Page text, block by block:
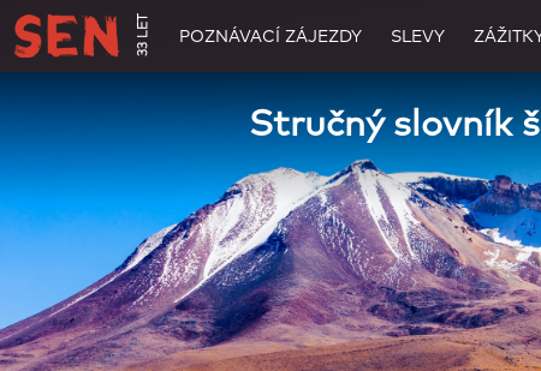
33 LET POZNÁVACÍ ZÁJEZDY SLEVY
Stručný slovník